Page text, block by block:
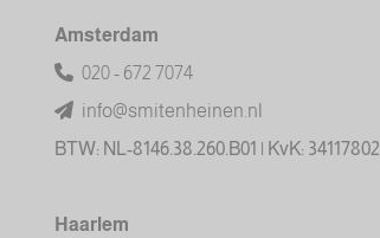
Amsterdam
020 - 672 7074
info@smitenheinen.nl
BTW: NL-8146.38.260.B01 | KvK: 34117802
Haarlem